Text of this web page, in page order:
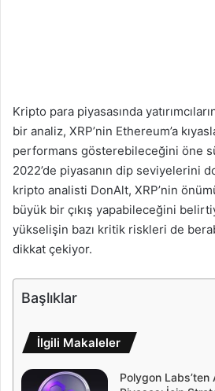
Kripto para piyasasında
bir analiz, XRP’nin Ethereum’a
performans gösterebileceğini öne
2022’de piyasanın dip seviyelerini
kripto analisti DonAlt, XRP’nin
büyük bir çıkış yapabileceğini
yükselişin bazı kritik riskleri de
dikkat çekiyor.
Başlıklar
İlgili Makaleler
Polygon Labs’ten